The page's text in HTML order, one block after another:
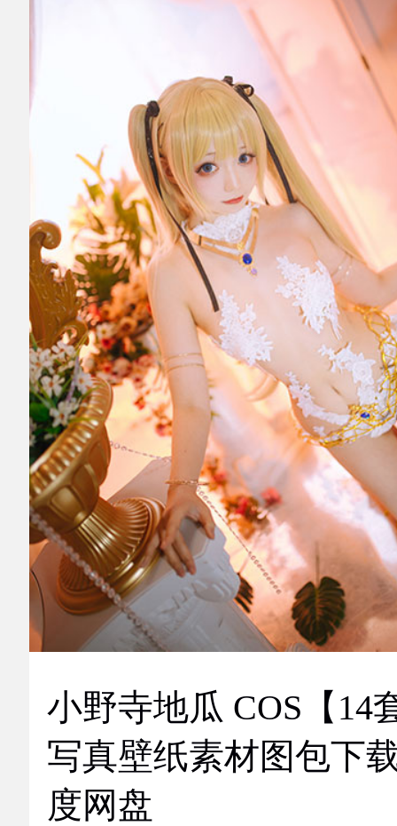
小野寺地瓜 COS【14
写真壁纸素材图包下
度网盘